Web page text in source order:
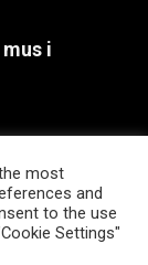
i
for
most
and
to the use
Settings"